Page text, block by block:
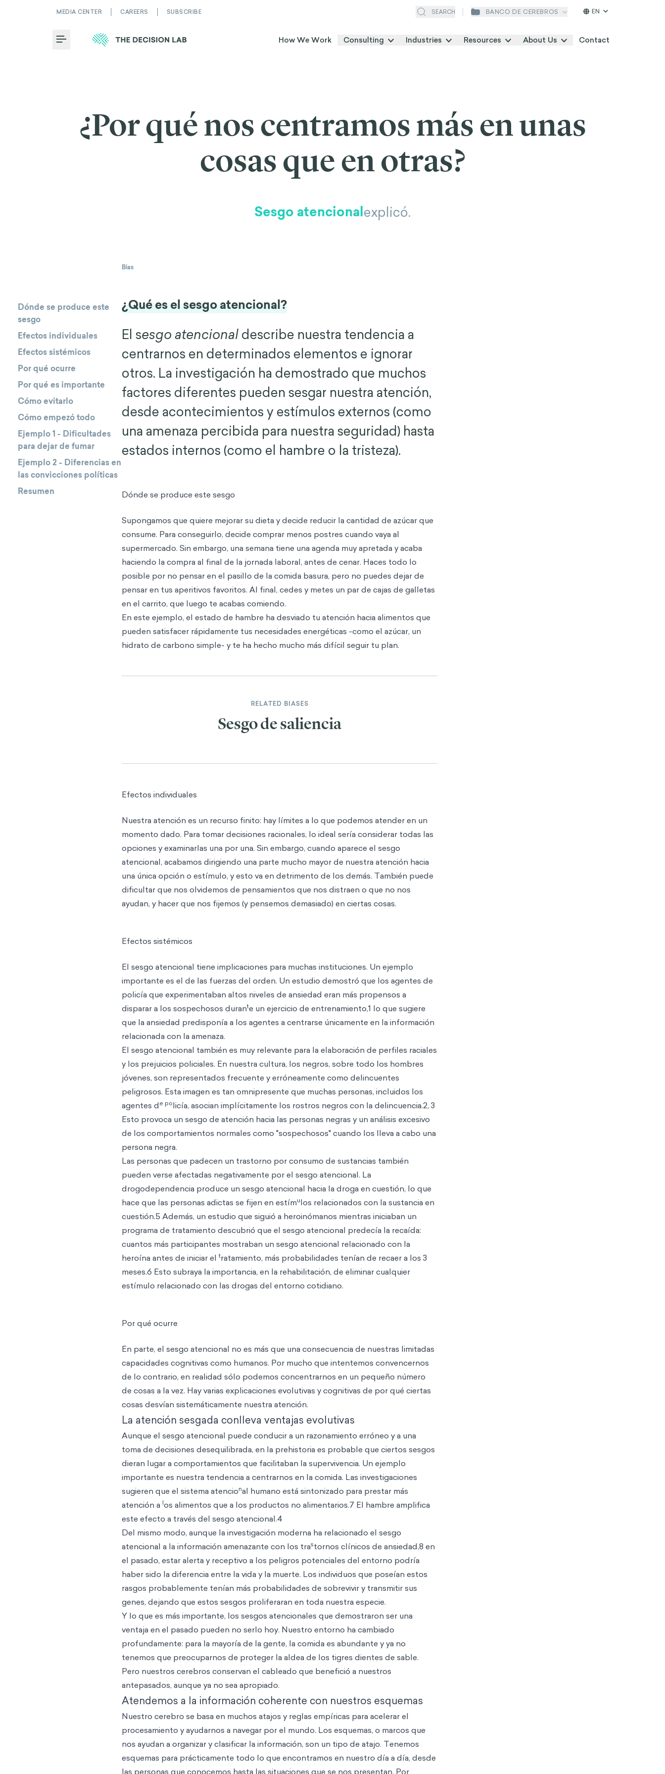
MEDIA CENTER CAREERS SUBSCRIBE SEARCH BANCO DE CEREBROS EN
Toggle Menu How We Work Consulting Industries Resources About Us Contact
¿Por qué nos centramos más en unas
cosas que en otras?
Sesgo atencionalexplicó.
Bias
Dónde se produce este
sesgo
Efectos individuales
Efectos sistémicos
Por qué ocurre
Por qué es importante
Cómo evitarlo
Cómo empezó todo
Ejemplo 1 - Dificultades
para dejar de fumar
Ejemplo 2 - Diferencias en
las convicciones políticas
Resumen
¿Qué es el sesgo atencional?
El sesgo atencionaldescribe nuestra tendencia a
centrarnos en determinados elementos e ignorar
otros. La investigación ha demostrado que muchos
factores diferentes pueden sesgar nuestra atención,
desde acontecimientos y estímulos externos (como
una amenaza percibida para nuestra seguridad) hasta
estados internos (como el hambre o la tristeza).
Dónde se produce este sesgo
Supongamos que quiere mejorar su dieta y decide reducir la cantidad de azúcar que
consume. Para conseguirlo, decide comprar menos postres cuando vaya al
supermercado. Sin embargo, una semana tiene una agenda muy apretada y acaba
haciendo la compra al final de la jornada laboral, antes de cenar. Haces todo lo
posible por no pensar en el pasillo de la comida basura, pero no puedes dejar de
pensar en tus aperitivos favoritos. Al final, cedes y metes un par de cajas de galletas
en el carrito, que luego te acabas comiendo.
En este ejemplo, el estado de hambre ha desviado tu atención hacia alimentos que
pueden satisfacer rápidamente tus necesidades energéticas -como el azúcar, un
hidrato de carbono simple- y te ha hecho mucho más difícil seguir tu plan.
RELATED BIASES
Sesgo de saliencia
Efectos individuales
Nuestra atención es un recurso finito: hay límites a lo que podemos atender en un
momento dado. Para tomar decisiones racionales, lo ideal sería considerar todas las
opciones y examinarlas una por una. Sin embargo, cuando aparece el sesgo
atencional, acabamos dirigiendo una parte mucho mayor de nuestra atención hacia
una única opción o estímulo, y esto va en detrimento de los demás. También puede
dificultar que nos olvidemos de pensamientos que nos distraen o que no nos
ayudan, y hacer que nos fijemos (y pensemos demasiado) en ciertas cosas.
Efectos sistémicos
El sesgo atencional tiene implicaciones para muchas instituciones. Un ejemplo
importante es el de las fuerzas del orden. Un estudio demostró que los agentes de
policía que experimentaban altos niveles de ansiedad eran más propensos a
disparar a los sospechosos durante un ejercicio de entrenamiento,1 lo que sugiere
que la ansiedad predisponía a los agentes a centrarse únicamente en la información
relacionada con la amenaza.
El sesgo atencional también es muy relevante para la elaboración de perfiles raciales
y los prejuicios policiales. En nuestra cultura, los negros, sobre todo los hombres
jóvenes, son representados frecuente y erróneamente como delincuentes
peligrosos. Esta imagen es tan omnipresente que muchas personas, incluidos los
agentes de policía, asocian implícitamente los rostros negros con la delincuencia.2, 3
Esto provoca un sesgo de atención hacia las personas negras y un análisis excesivo
de los comportamientos normales como "sospechosos" cuando los lleva a cabo una
persona negra.
Las personas que padecen un trastorno por consumo de sustancias también
pueden verse afectadas negativamente por el sesgo atencional. La
drogodependencia produce un sesgo atencional hacia la droga en cuestión, lo que
hace que las personas adictas se fijen en estímulos relacionados con la sustancia en
cuestión.5 Además, un estudio que siguió a heroinómanos mientras iniciaban un
programa de tratamiento descubrió que el sesgo atencional predecía la recaída:
cuantos más participantes mostraban un sesgo atencional relacionado con la
heroína antes de iniciar eltratamiento, más probabilidades tenían de recaer a los 3
meses.6 Esto subraya la importancia, en la rehabilitación, de eliminar cualquier
estímulo relacionado con las drogas del entorno cotidiano.
Por qué ocurre
En parte, el sesgo atencional no es más que una consecuencia de nuestras limitadas
capacidades cognitivas como humanos. Por mucho que intentemos convencernos
de lo contrario, en realidad sólo podemos concentrarnos en un pequeño número
de cosas a la vez. Hay varias explicaciones evolutivas y cognitivas de por qué ciertas
cosas desvían sistemáticamente nuestra atención.
La atención sesgada conlleva ventajas evolutivas
Aunque el sesgo atencional puede conducir a un razonamiento erróneo y a una
toma de decisiones desequilibrada, en la prehistoria es probable que ciertos sesgos
dieran lugar a comportamientos que facilitaban la supervivencia. Un ejemplo
importante es nuestra tendencia a centrarnos en la comida. Las investigaciones
sugieren que el sistema atencional humano está sintonizado para prestar más
atención a los alimentos que a los productos no alimentarios.7 El hambre amplifica
este efecto a través del sesgo atencional.4
Del mismo modo, aunque la investigación moderna ha relacionado el sesgo
atencional a la información amenazante con los trastornos clínicos de ansiedad,8 en
el pasado, estar alerta y receptivo a los peligros potenciales del entorno podría
haber sido la diferencia entre la vida y la muerte. Los individuos que poseían estos
rasgos probablemente tenían más probabilidades de sobrevivir y transmitir sus
genes, dejando que estos sesgos proliferaran en toda nuestra especie.
Y lo que es más importante, los sesgos atencionales que demostraron ser una
ventaja en el pasado pueden no serlo hoy. Nuestro entorno ha cambiado
profundamente: para la mayoría de la gente, la comida es abundante y ya no
tenemos que preocuparnos de proteger la aldea de los tigres dientes de sable.
Pero nuestros cerebros conservan el cableado que benefició a nuestros
antepasados, aunque ya no sea apropiado.
Atendemos a la información coherente con nuestros esquemas
Nuestro cerebro se basa en muchos atajos y reglas empíricas para acelerar el
procesamiento y ayudarnos a navegar por el mundo. Los esquemas, o marcos que
nos ayudan a organizar y clasificar la información, son un tipo de atajo. Tenemos
esquemas para prácticamente todo lo que encontramos en nuestro día a día, desde
las personas que conocemos hasta las situaciones que se nos presentan. Por